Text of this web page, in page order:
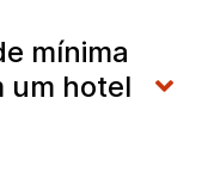
mínima
um hotel